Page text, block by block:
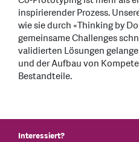
inspirierender Prozess.
wie sie durch «Thinking by
gemeinsame Challenges
validierten Lösungen
und der Aufbau von
Bestandteile.
Interessiert?